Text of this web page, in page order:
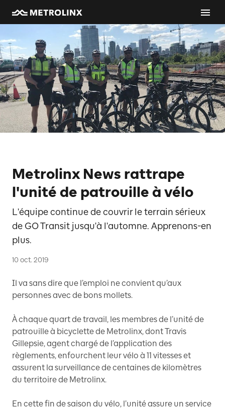
Metrolinx News rattrape
l'unité de patrouille à vélo
L'équipe continue de couvrir le terrain sérieux
de GO Transit jusqu'à l'automne. Apprenons-en
plus.
10 oct. 2019
Il va sans dire que l’emploi ne convient qu’aux
personnes avec de bons mollets.
À chaque quart de travail, les membres de l’unité de
patrouille à bicyclette de Metrolinx, dont Travis
Gillepsie, agent chargé de l’application des
règlements, enfourchent leur vélo à 11 vitesses et
assurent la surveillance de centaines de kilomètres
du territoire de Metrolinx.
En cette fin de saison du vélo, l’unité assure un service